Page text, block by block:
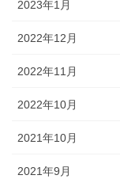
2023年1月
2022年12月
2022年11月
2022年10月
2021年10月
2021年9月